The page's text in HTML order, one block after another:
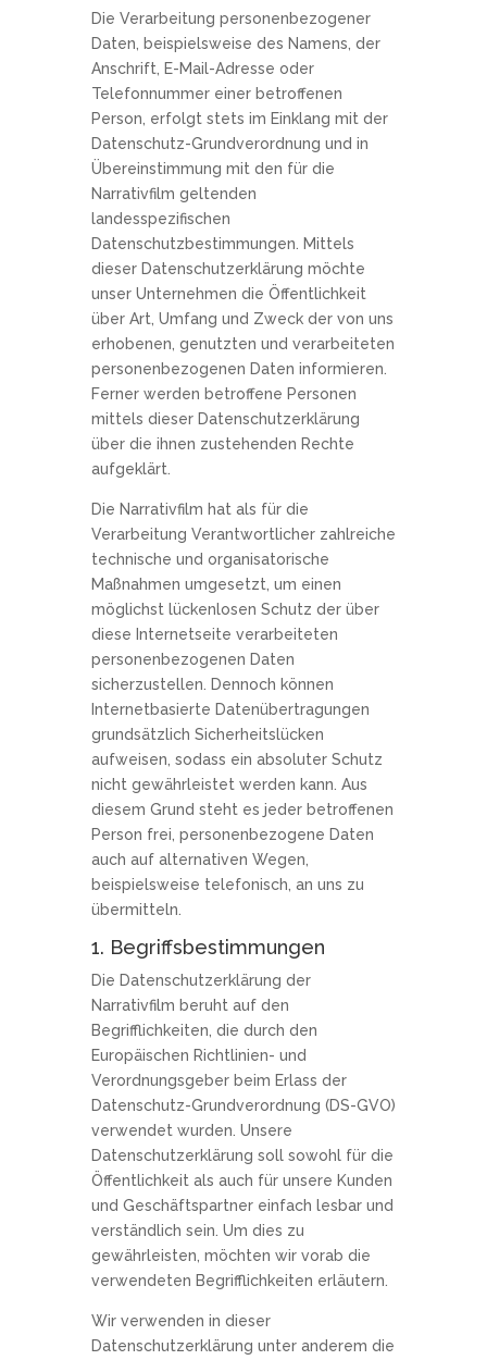
Die Verarbeitung personenbezogener
Daten, beispielsweise des Namens, der
Anschrift, E-Mail-Adresse oder
Telefonnummer einer betroffenen
Person, erfolgt stets im Einklang mit der
Datenschutz-Grundverordnung und in
Übereinstimmung mit den für die
Narrativfilm geltenden
landesspezifischen
Datenschutzbestimmungen. Mittels
dieser Datenschutzerklärung möchte
unser Unternehmen die Öffentlichkeit
über Art, Umfang und Zweck der von uns
erhobenen, genutzten und verarbeiteten
personenbezogenen Daten informieren.
Ferner werden betroffene Personen
mittels dieser Datenschutzerklärung
über die ihnen zustehenden Rechte
aufgeklärt.
Die Narrativfilm hat als für die
Verarbeitung Verantwortlicher zahlreiche
technische und organisatorische
Maßnahmen umgesetzt, um einen
möglichst lückenlosen Schutz der über
diese Internetseite verarbeiteten
personenbezogenen Daten
sicherzustellen. Dennoch können
Internetbasierte Datenübertragungen
grundsätzlich Sicherheitslücken
aufweisen, sodass ein absoluter Schutz
nicht gewährleistet werden kann. Aus
diesem Grund steht es jeder betroffenen
Person frei, personenbezogene Daten
auch auf alternativen Wegen,
beispielsweise telefonisch, an uns zu
übermitteln.
1. Begriffsbestimmungen
Die Datenschutzerklärung der
Narrativfilm beruht auf den
Begrifflichkeiten, die durch den
Europäischen Richtlinien- und
Verordnungsgeber beim Erlass der
Datenschutz-Grundverordnung (DS-GVO)
verwendet wurden. Unsere
Datenschutzerklärung soll sowohl für die
Öffentlichkeit als auch für unsere Kunden
und Geschäftspartner einfach lesbar und
verständlich sein. Um dies zu
gewährleisten, möchten wir vorab die
verwendeten Begrifflichkeiten erläutern.
Wir verwenden in dieser
Datenschutzerklärung unter anderem die